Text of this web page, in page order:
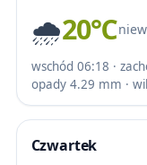
🌧️20℃
wschód 06:18 ·
opady 4.29 mm ·
Czwartek